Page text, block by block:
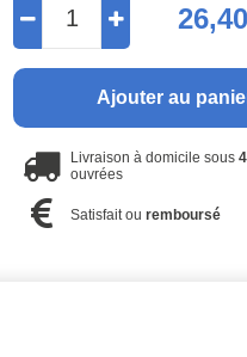
Ajouter au
Livraison à domicile sous
ouvrées
Satisfait ouremboursé